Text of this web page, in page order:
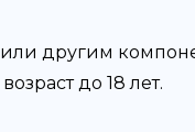
другим
до 18 лет.